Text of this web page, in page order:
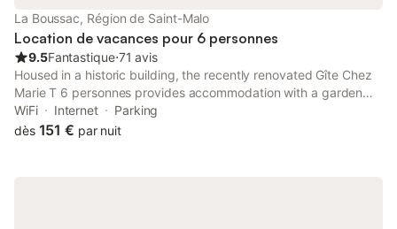
Dinan, Dinard, Combourg, Dol...) et un panel d'activités :
randonnées côtières, char à voile, plages, accrobranch
La Boussac, Région de Saint-Malo
Location de vacances pour 6 personnes
9.5Fantastique⋅71 avis
Housed in a historic building, the recently renovated Gîte Chez
Marie T 6 personnes provides accommodation with a garden
and free WiFi. With free private parking, the property is 28 km
from Port of Houle and 32 km from The Pointe du Grouin.
WiFi Internet
Parking
dès 151 € par nuit